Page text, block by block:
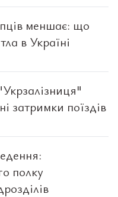
меншає: що
в Україні
затримки поїздів
полку